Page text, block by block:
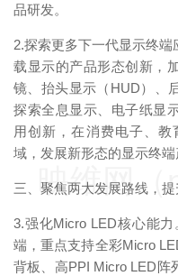
品研发。
2.探索更多下一代显示终
载显示的产品形态创新，
镜、抬头显示（HUD）、
探索全息显示、电子纸显
用创新，在消费电子、
域，发展新形态的显示终端
三、聚焦两大发展路线，
3.强化Micro LED核心能
端，重点支持全彩Micro
背板、高PPI Micro LED阵
映维网（